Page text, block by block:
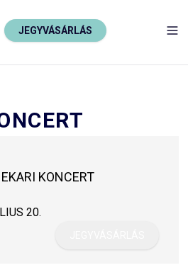
JEGYVÁSÁRLÁS
KONCERT
20.